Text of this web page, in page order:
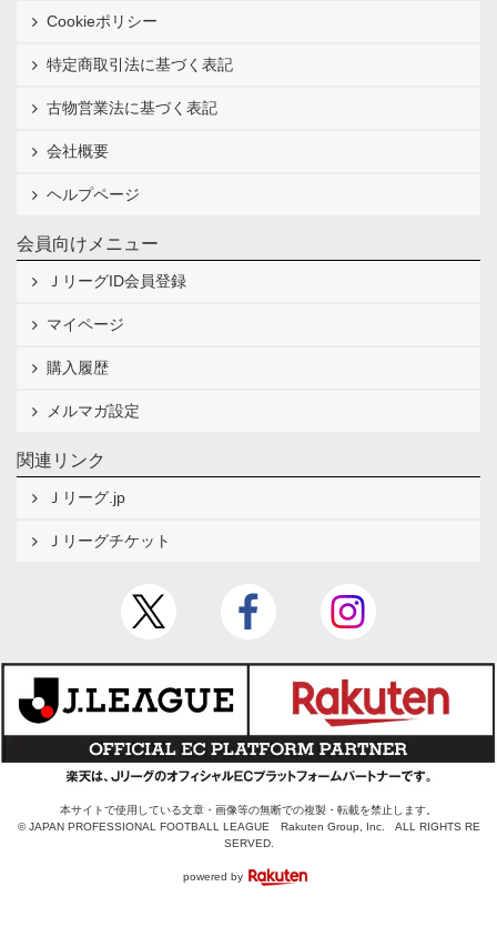
Cookieポリシー
特定商取引法に基づく表記
古物営業法に基づく表記
会社概要
ヘルプページ
会員向けメニュー
ＪリーグID会員登録
マイページ
購入履歴
メルマガ設定
関連リンク
Ｊリーグ.jp
Ｊリーグチケット
本サイトで使用している文章・画像等の無断での複製・転載を禁止します。
© JAPAN PROFESSIONAL FOOTBALL LEAGUE Rakuten Group, Inc. ALL RIGHTS RE
SERVED.
powered by